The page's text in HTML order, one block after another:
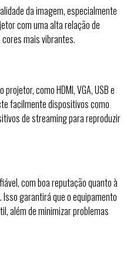
da imagem, especialmente
com uma alta relação de
mais vibrantes.
como HDMI, VGA, USB e
facilmente dispositivos como
de streaming para reproduzir
com boa reputação quanto à
garantirá que o equipamento
além de minimizar problemas